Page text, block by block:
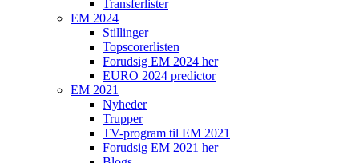
Transferlister
EM 2024
Stillinger
Topscorerlisten
Forudsig EM 2024 her
EURO 2024 predictor
EM 2021
Nyheder
Trupper
TV-program til EM 2021
Forudsig EM 2021 her